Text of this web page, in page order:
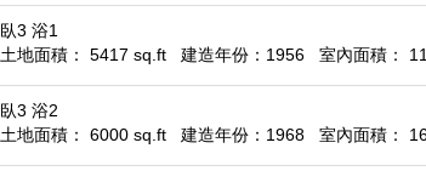
臥3 浴1
土地面積： 5417 sq.ft
建造年份：1956 室內面積：
臥3 浴2
土地面積： 6000 sq.ft
建造年份：1968 室內面積：